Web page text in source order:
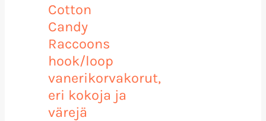
Cotton
Candy
Raccoons
hook/loop
vanerikorvakorut,
eri kokoja ja
värejä